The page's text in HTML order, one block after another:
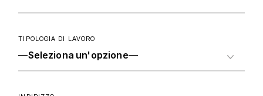
TIPOLOGIA DI LAVORO